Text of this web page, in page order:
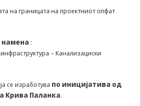
на границата на проектниот опфат
намена :
– Канализациски
се изработува по иницијатива од
Крива Паланка.
страница за
опција).
Statistics
In order for